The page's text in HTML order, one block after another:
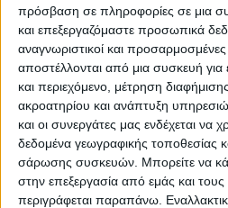
πρόσβαση σε πληροφορίες σε μια
και επεξεργαζόμαστε προσωπικά
αναγνωριστικοί και
αποστέλλονται από μια συσκευή για
και περιεχόμενο, μέτρηση
ακροατηρίου και ανάπτυξη
και οι συνεργάτες μας ενδέχεται να
δεδομένα γεωγραφικής τοποθεσίας
σάρωσης συσκευών. Μπορείτε να
στην επεξεργασία από εμάς και
περιγράφεται παραπάνω.